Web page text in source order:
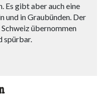
Es gibt aber auch eine
und in Graubünden. Der
übernommen
spürbar.